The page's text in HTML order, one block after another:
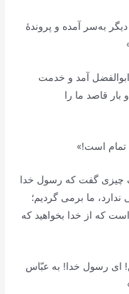
به‌سر آمده و پروندۀ
آمد و خدمت
قاصد ما را
است!»
چیزی گفت که رسول خدا
ما برمی گردیم؛
که از خدا بخواهید که
ای رسول خدا! به عبّاس